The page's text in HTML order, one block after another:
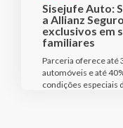
Sisejufe Auto:
a Allianz
exclusivos em
familiares
Parceria oferece até
automóveis e até
condições especiais